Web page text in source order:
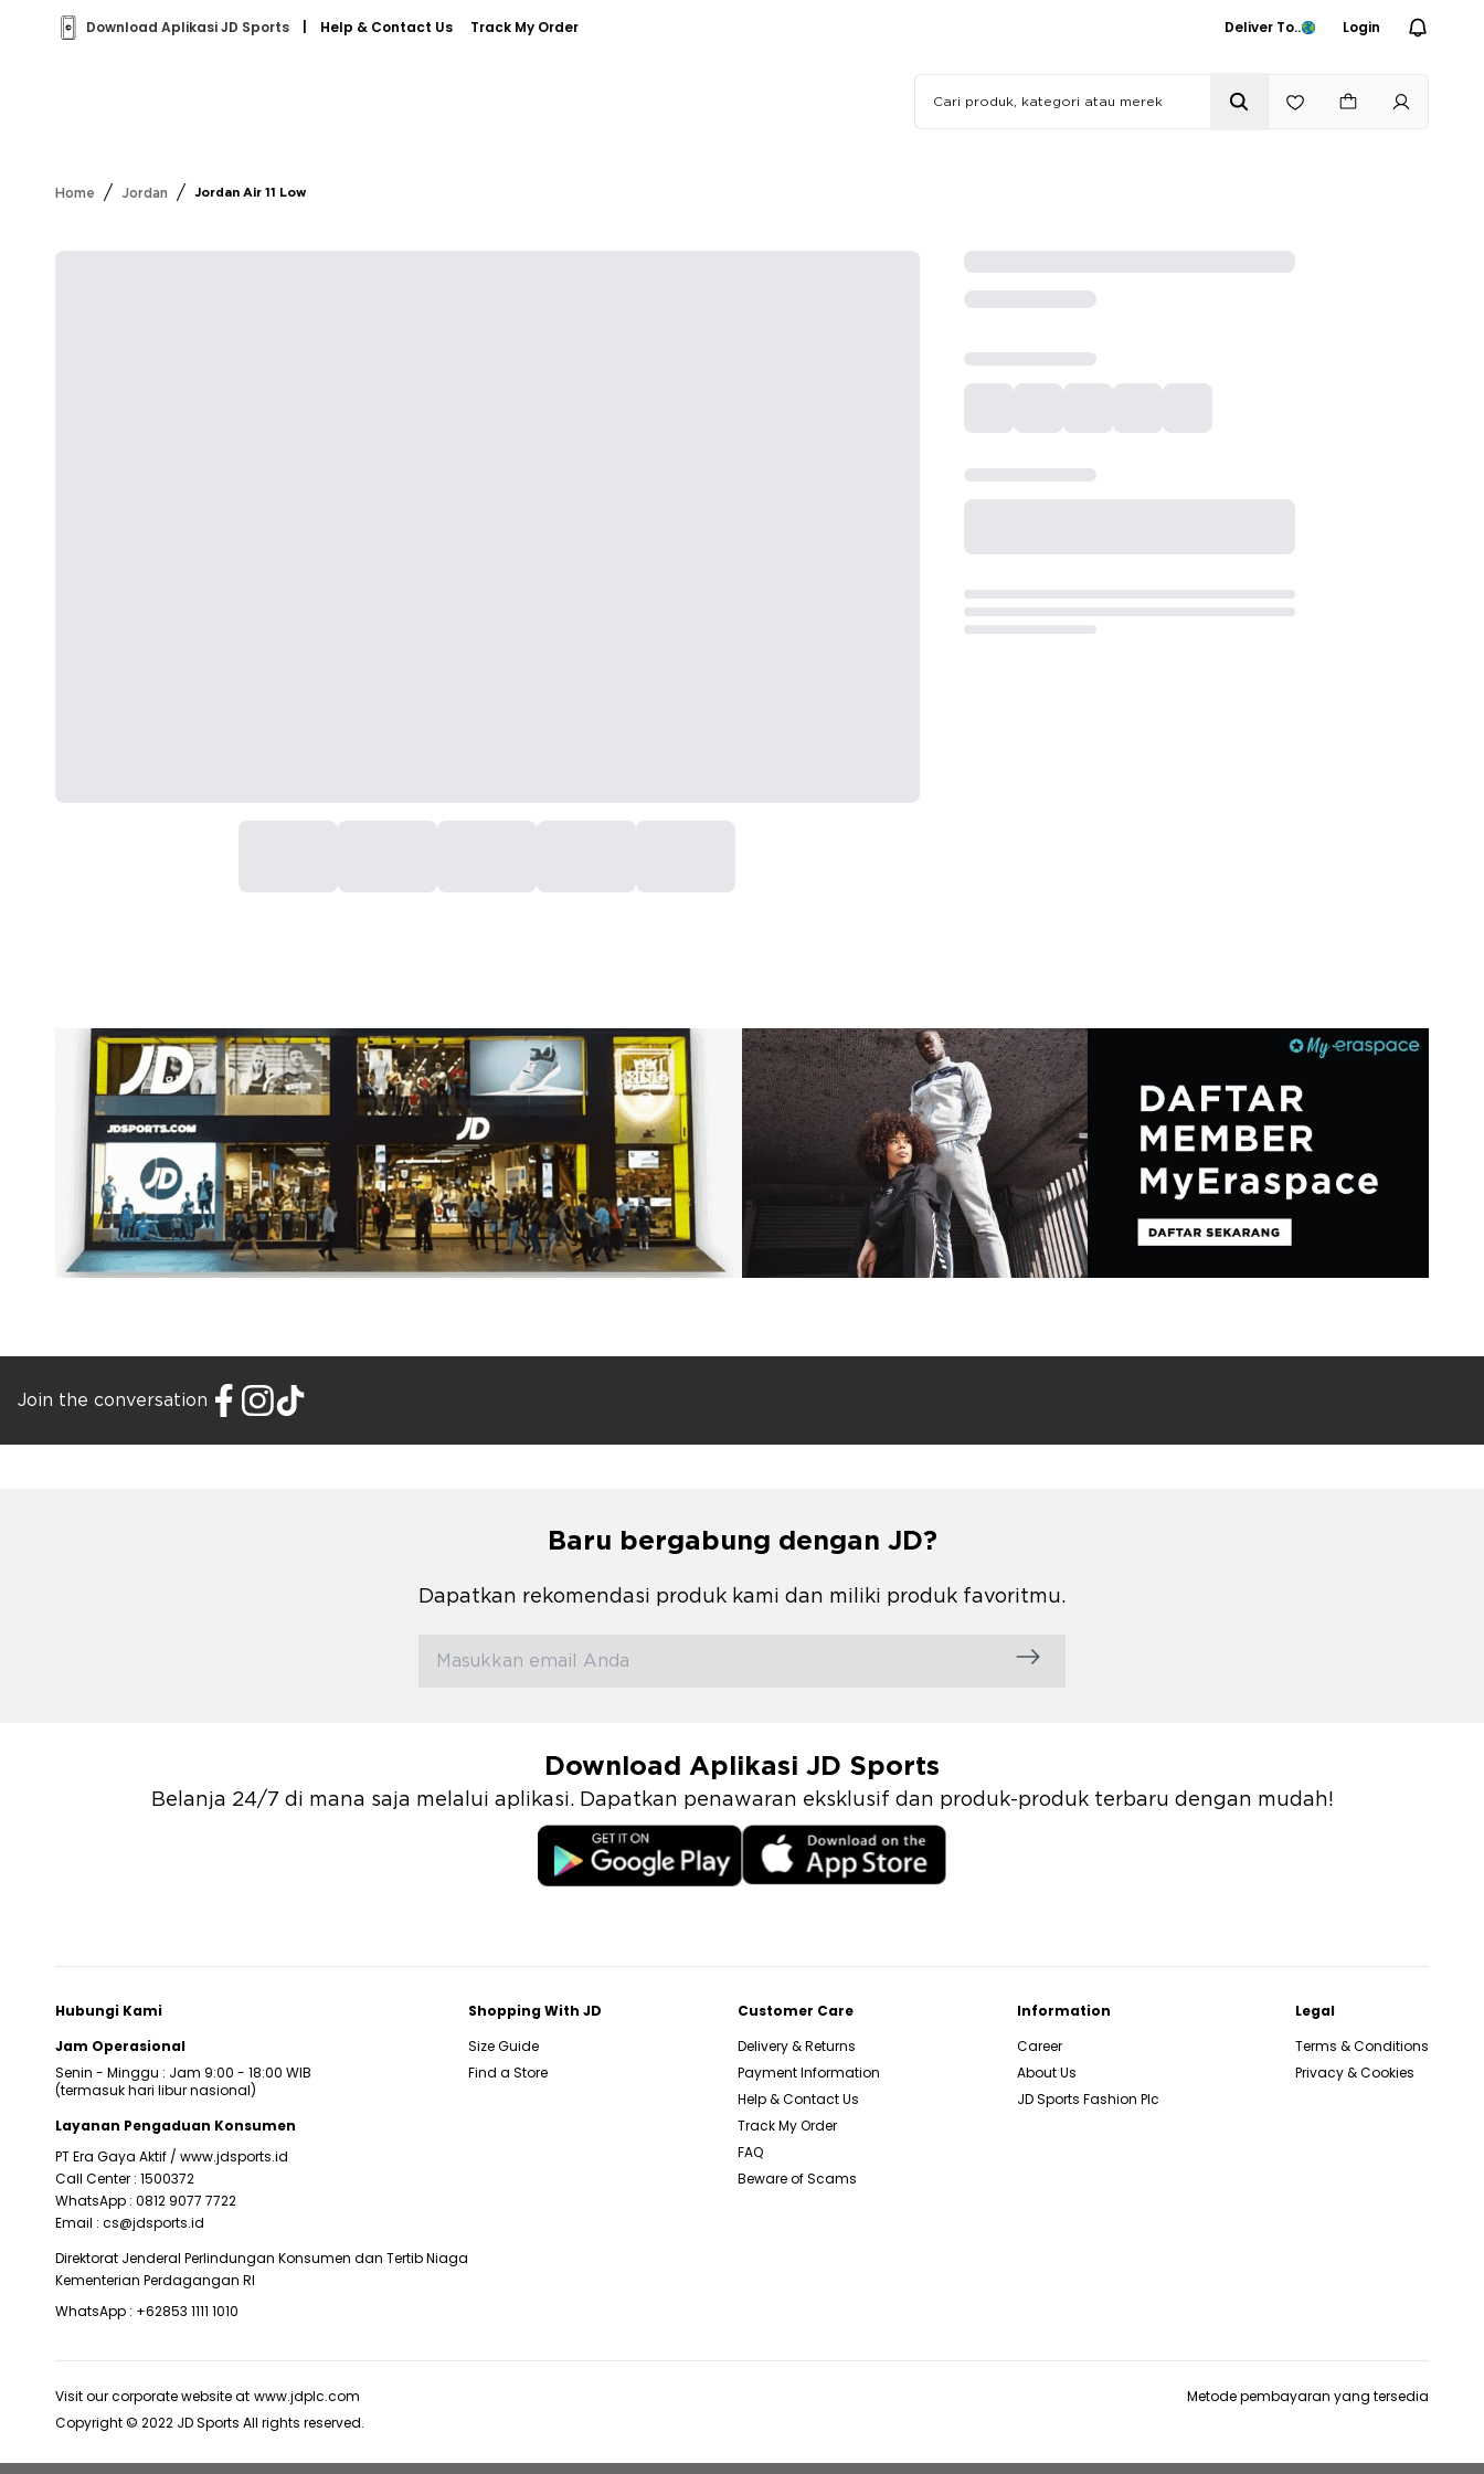
Download Aplikasi JD Sports Help & Contact Us Track My Order Deliver To.. Login
Home / Jordan / Jordan Air 11 Low
Join the conversation
Baru bergabung dengan JD?
Dapatkan rekomendasi produk kami dan miliki produk favoritmu.
Download Aplikasi JD Sports
Belanja 24/7 di mana saja melalui aplikasi. Dapatkan penawaran eksklusif dan produk-produk terbaru dengan mudah!
Hubungi Kami
Jam Operasional
Senin - Minggu : Jam 9:00 - 18:00 WIB
(termasuk hari libur nasional)
Layanan Pengaduan Konsumen
PT Era Gaya Aktif / www.jdsports.id
Call Center : 1500372
WhatsApp : 0812 9077 7722
Email : cs@jdsports.id
Direktorat Jenderal Perlindungan Konsumen dan Tertib Niaga
Kementerian Perdagangan RI
WhatsApp : +62853 1111 1010
Shopping With JD
Size Guide
Find a Store
Customer Care
Delivery & Returns
Payment Information
Help & Contact Us
Track My Order
FAQ
Beware of Scams
Information
Career
About Us
JD Sports Fashion Plc
Legal
Terms & Conditions
Privacy & Cookies
Visit our corporate website at www.jdplc.com
Copyright © 2022 JD Sports All rights reserved.
Metode pembayaran yang tersedia